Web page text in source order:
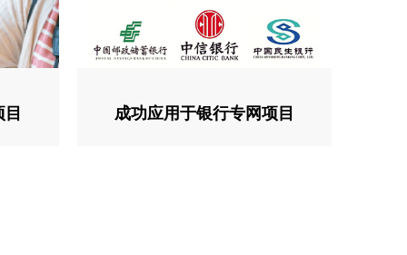
成功应用于银行专网项目